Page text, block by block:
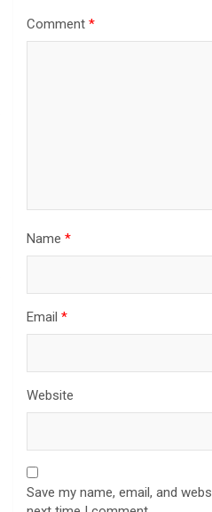
Comment *
Name *
Email *
Website
Save my name, email, and